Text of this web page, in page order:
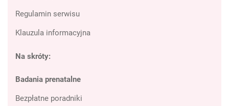
Regulamin serwisu
Klauzula informacyjna
Na skróty:
Badania prenatalne
Bezpłatne poradniki